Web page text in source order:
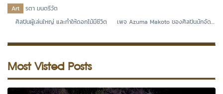
Channel Youtube
Art
รตา มนตรีวัต
ศิลปินผู้เล่นใหญ่ และทำให้ดอกไม้มีชีวิต เพจ Azuma Makoto ของศิลปินนักจัด
Most Visted Posts